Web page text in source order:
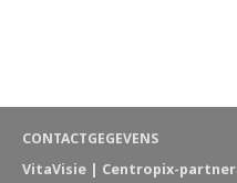
CONTACTGEGEVENS
VitaVisie | Centropix-partner